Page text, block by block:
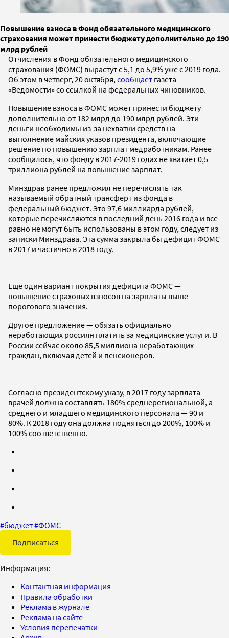
Повышение взноса в Фонд обязательного медицинского
страхования может принести бюджету дополнительно до 190
млрд рублей
Отчисления в Фонд обязательного медицинского
страхования (ФОМС) вырастут с 5,1 до 5,9% уже с 2019 года.
Об этом в четверг, 20 октября, сообщает газета
«Ведомости» со ссылкой на федеральных чиновников.
Повышение взноса в ФОМС может принести бюджету
дополнительно от 182 млрд до 190 млрд рублей. Эти
деньги необходимы из-за нехватки средств на
выполнение майских указов президента, включающие
решение по повышению зарплат медработникам. Ранее
сообщалось, что фонду в 2017-2019 годах не хватает 0,5
триллиона рублей на повышение зарплат.
Минздрав ранее предложил не перечислять так
называемый обратный трансферт из фонда в
федеральный бюджет. Это 97,6 миллиарда рублей,
которые перечисляются в последний день 2016 года и все
равно не могут быть использованы в этом году, следует из
записки Минздрава. Эта сумма закрыла бы дефицит ФОМС
в 2017 и частично в 2018 году.
Еще один вариант покрытия дефицита ФОМС —
повышение страховых взносов на зарплаты выше
порогового значения.
Другое предложение — обязать официально
неработающих россиян платить за медицинские услуги. В
России сейчас около 85,5 миллиона неработающих
граждан, включая детей и пенсионеров.
Согласно президентскому указу, в 2017 году зарплата
врачей должна составлять 180% среднерегиональной, а
среднего и младшего медицинского персонала — 90 и
80%. К 2018 году она должна подняться до 200%, 100% и
100% соответственно.
#бюджет#ФОМС
Подписаться
Информация:
Контактная информация
Правила обработки
Реклама в журнале
Реклама на сайте
Условия перепечатки